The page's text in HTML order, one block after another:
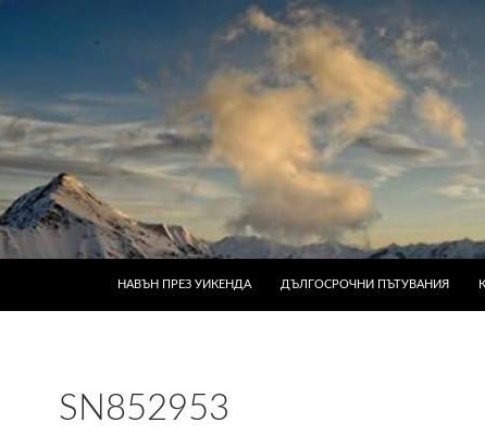
НАВЪН ПРЕЗ УИКЕНДА
ДЪЛГОСРОЧНИ ПЪТУВАНИЯ
SN852953